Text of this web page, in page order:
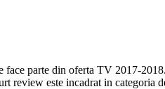
face parte din oferta TV 2017-
review este incadrat in categoria